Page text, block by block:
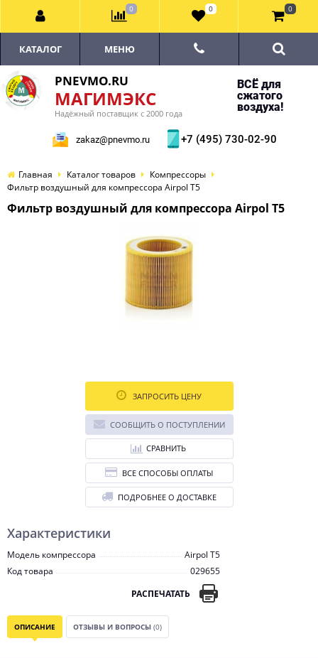
PNEVMO.RU
МАГИМЭКС
Надёжный поставщик с 2000 года
ВСЁ для
сжатого
воздуха!
zakaz@pnevmo.ru +7 (495) 730-02-90
КАТАЛОГ МЕНЮ
Главная Каталог товаров
Компрессоры
Фильтр воздушный для компрессора Airpol T5
Фильтр воздушный для компрессора Airpol T5
Характеристики
Модель компрессора
Airpol T5
Код товара
029655
РАСПЕЧАТАТЬ
ЗАПРОСИТЬ ЦЕНУ
СООБЩИТЬ О ПОСТУПЛЕНИИ
СРАВНИТЬ
ВСЕ СПОСОБЫ ОПЛАТЫ
ПОДРОБНЕЕ О ДОСТАВКЕ
ОПИСАНИЕ ОТЗЫВЫ И ВОПРОСЫ (0)
0 0 0